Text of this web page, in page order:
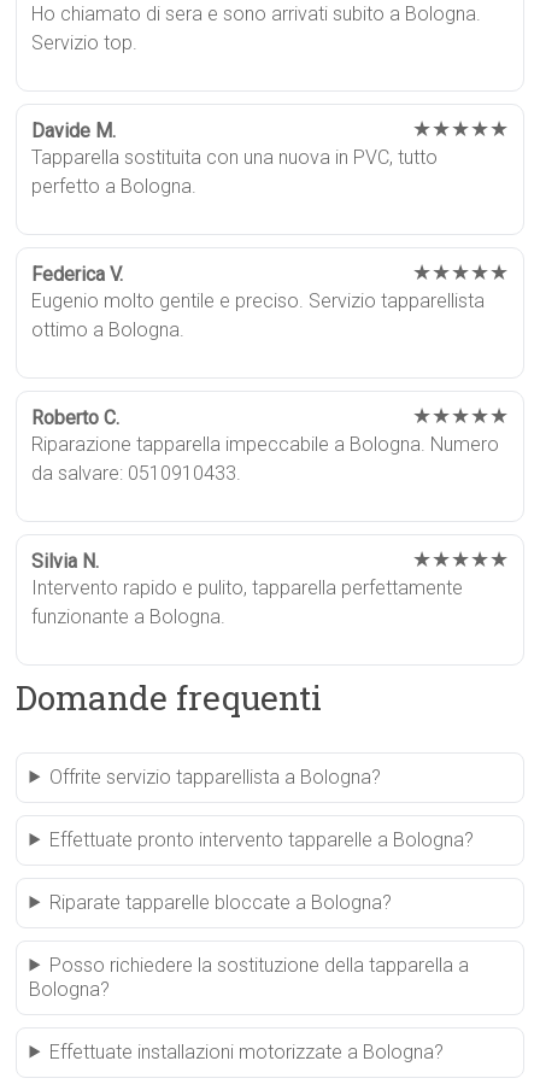
Ho chiamato di sera e sono arrivati subito a Bologna.
Servizio top.
Davide M. ★★★★★
Tapparella sostituita con una nuova in PVC, tutto
perfetto a Bologna.
Federica V. ★★★★★
Eugenio molto gentile e preciso. Servizio tapparellista
ottimo a Bologna.
Roberto C. ★★★★★
Riparazione tapparella impeccabile a Bologna. Numero
da salvare: 0510910433.
Silvia N. ★★★★★
Intervento rapido e pulito, tapparella perfettamente
funzionante a Bologna.
Domande frequenti
Offrite servizio tapparellista a Bologna?
Effettuate pronto intervento tapparelle a Bologna?
Riparate tapparelle bloccate a Bologna?
Posso richiedere la sostituzione della tapparella a
Bologna?
Effettuate installazioni motorizzate a Bologna?